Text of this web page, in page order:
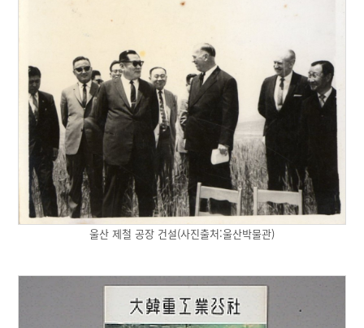
울산 제철 공장 건설(사진출처:울산박물관)